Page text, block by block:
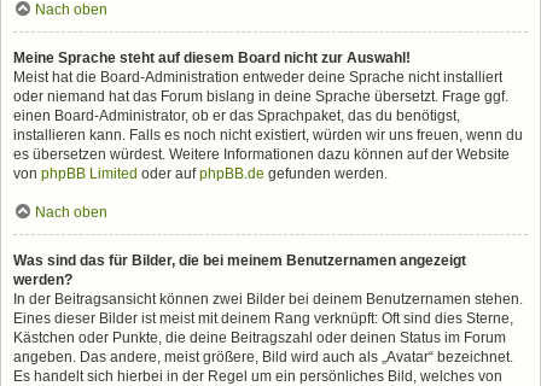
Nach oben
Meine Sprache steht auf diesem Board nicht zur Auswahl!
Meist hat die Board-Administration entweder deine Sprache nicht installiert
oder niemand hat das Forum bislang in deine Sprache übersetzt. Frage ggf.
einen Board-Administrator, ob er das Sprachpaket, das du benötigst,
installieren kann. Falls es noch nicht existiert, würden wir uns freuen, wenn du
es übersetzen würdest. Weitere Informationen dazu können auf der Website
von phpBB Limited oder aufphpBB.de gefunden werden.
Nach oben
Was sind das für Bilder, die bei meinem Benutzernamen angezeigt
werden?
In der Beitragsansicht können zwei Bilder bei deinem Benutzernamen stehen.
Eines dieser Bilder ist meist mit deinem Rang verknüpft: Oft sind dies Sterne,
Kästchen oder Punkte, die deine Beitragszahl oder deinen Status im Forum
angeben. Das andere, meist größere, Bild wird auch als „Avatar“ bezeichnet.
Es handelt sich hierbei in der Regel um ein persönliches Bild, welches von